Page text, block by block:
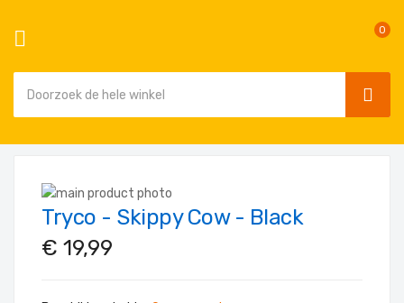
0
Ga
naar
einde
Ga
het
Tryco - Skippy Cow - Black
€ 19,99